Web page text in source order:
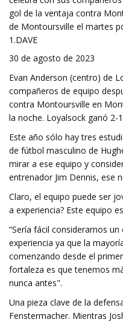
gol de la ventaja contra
de Montoursville el martes
1.DAVE
30 de agosto de 2023
Evan Anderson (centro) de
compañeros de equipo
contra Montoursville en
la noche. Loyalsock ganó 2-
Este año sólo hay tres
de fútbol masculino de
mirar a ese equipo y
entrenador Jim Dennis, ese
Claro, el equipo puede ser
a experiencia? Este equipo
“Sería fácil considerarnos
experiencia ya que la
comenzando desde el
fortaleza es que tenemos
nunca antes".
Una pieza clave de la
Fenstermacher. Mientras